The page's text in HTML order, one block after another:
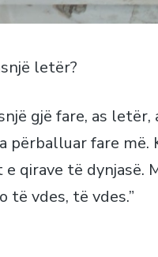
letër?
gjë fare, as
përballuar fare
qirave të dynjasë.
të vdes, të vdes.”